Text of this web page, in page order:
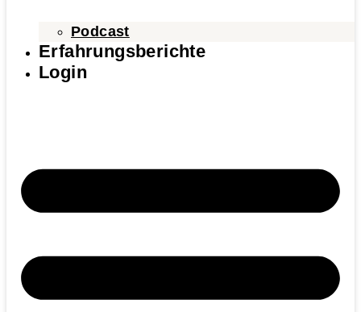
Podcast
Erfahrungsberichte
Login